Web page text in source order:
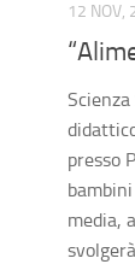
12 NOV,
presso
media,